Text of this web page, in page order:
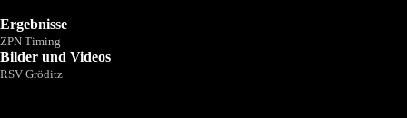
Ergebnisse
ZPN Timing
Bilder und Videos
RSV Gröditz